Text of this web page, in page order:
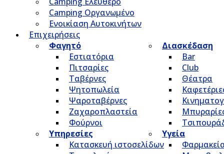
Camping Οργανωμένο
Ενοικίαση Αυτοκινήτων
Επιχειρήσεις
Φαγητό
Εστιατόρια
Πιτσαρίες
Ταβέρνες
Ψητοπωλεία
Ψαροταβέρνες
Ζαχαροπλαστεία
Φούρνοι
Διασκέδαση
Bar
Club
Θέατρα
Υπηρεσίες
Κατασκευή ιστοσελίδων
Υγεία